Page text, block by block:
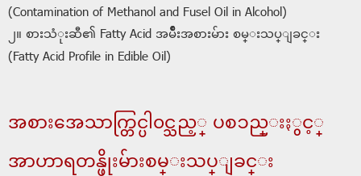
(Contamination of Methanol and Fusel Oil in Alcohol)
၂။ စားသံုးဆီ၏ Fatty Acid အမ်ဳိးအစားမ်ား စမ္းသပ္ျခင္း
(Fatty Acid Profile in Edible Oil)
အစားအေသာက္တြင္ပါ၀င္သည့္ ပစၥည္းႏွင့္
အာဟာရတန္ဖိုးမ်ားစမ္းသပ္ျခင္း